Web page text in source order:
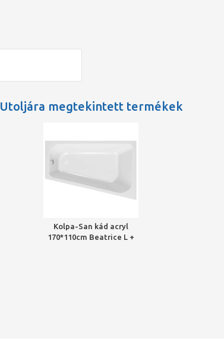
Utoljára megtekintett termékek
Kolpa-San kád acryl
170*110cm Beatrice L +